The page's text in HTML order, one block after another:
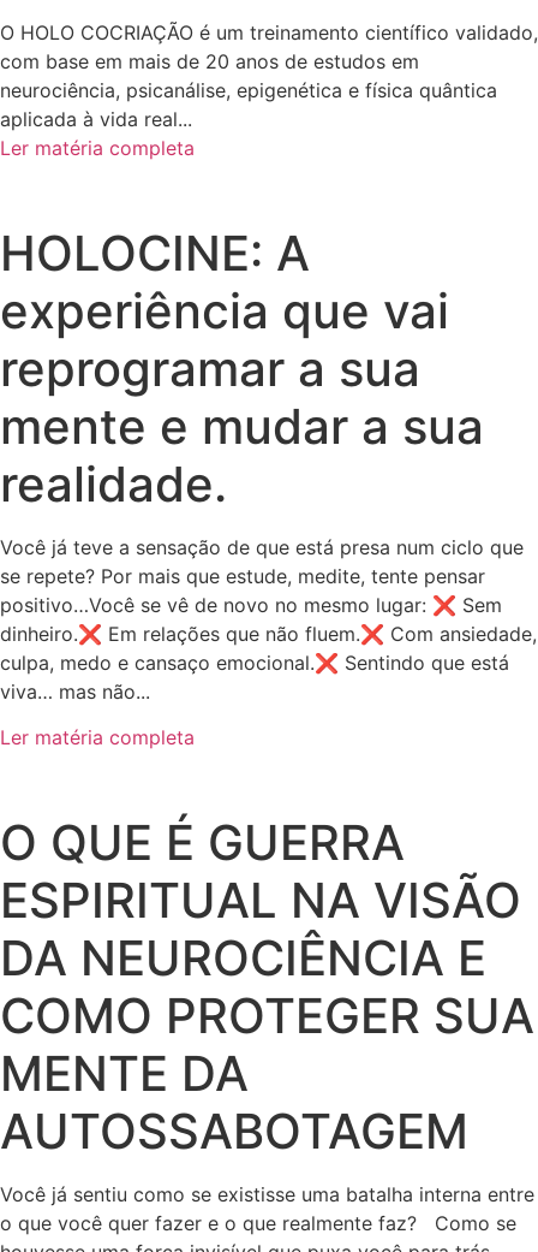
O HOLO COCRIAÇÃO é um treinamento científico validado,
com base em mais de 20 anos de estudos em
neurociência, psicanálise, epigenética e física quântica
aplicada à vida real...
Ler matéria completa
HOLOCINE: A
experiência que vai
reprogramar a sua
mente e mudar a sua
realidade.
Você já teve a sensação de que está presa num ciclo que
se repete? Por mais que estude, medite, tente pensar
positivo…Você se vê de novo no mesmo lugar: ❌ Sem
dinheiro.❌ Em relações que não fluem.❌ Com ansiedade,
culpa, medo e cansaço emocional.❌ Sentindo que está
viva… mas não...
Ler matéria completa
O QUE É GUERRA
ESPIRITUAL NA VISÃO
DA NEUROCIÊNCIA E
COMO PROTEGER SUA
MENTE DA
AUTOSSABOTAGEM
Você já sentiu como se existisse uma batalha interna entre
o que você quer fazer e o que realmente faz? Como se